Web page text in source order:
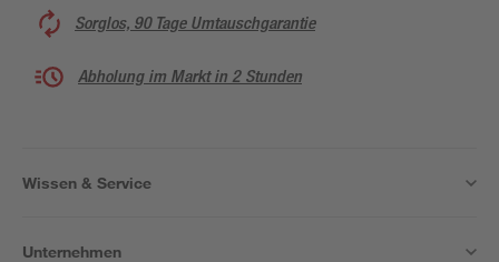
Sorglos, 90 Tage Umtauschgarantie
Abholung im Markt in 2 Stunden
Wissen & Service
Unternehmen